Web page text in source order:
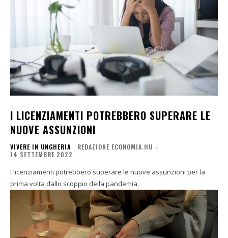
I LICENZIAMENTI POTREBBERO SUPERARE LE
NUOVE ASSUNZIONI
VIVERE IN UNGHERIA REDAZIONE ECONOMIA.HU -
14 SETTEMBRE 2022
I licenziamenti potrebbero superare le nuove assunzioni per la
prima volta dallo scoppio della pandemia.